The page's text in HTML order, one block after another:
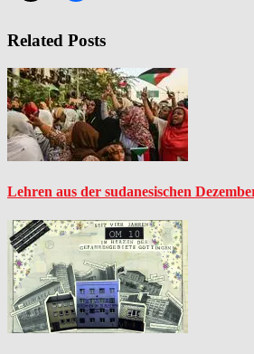
Related Posts
Lehren aus der sudanesischen